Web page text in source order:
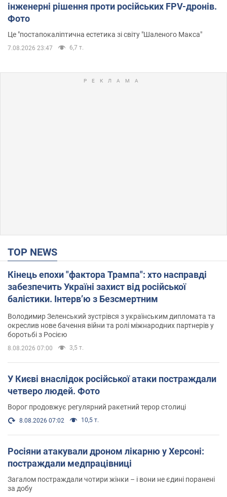
інженерні рішення проти російських FPV-дронів.
Фото
Це "постапокаліптична естетика зі світу "Шаленого Макса"
7.08.2026 23:47 6,7 т.
TOP NEWS
Кінець епохи "фактора Трампа": хто насправді
забезпечить Україні захист від російської
балістики. Інтерв’ю з Безсмертним
Володимир Зеленський зустрівся з українським дипломата та
окреслив нове бачення війни та ролі міжнародних партнерів у
боротьбі з Росією
8.08.2026 07:00 3,5 т.
У Києві внаслідок російської атаки постраждали
четверо людей. Фото
Ворог продовжує регулярний ракетний терор столиці
8.08.2026 07:02 10,5 т.
Росіяни атакували дроном лікарню у Херсоні:
постраждали медпрацівниці
Загалом постраждали чотири жінки – і вони не єдині поранені
за добу